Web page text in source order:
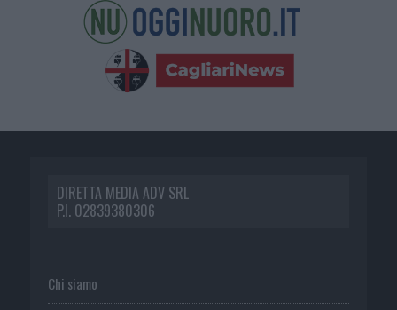
DIRETTA MEDIA ADV SRL
P.I. 02839380306
Chi siamo